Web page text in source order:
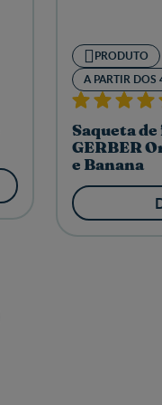
PRODUTO
A PARTIR DOS
Saqueta
GERBER
e Banana